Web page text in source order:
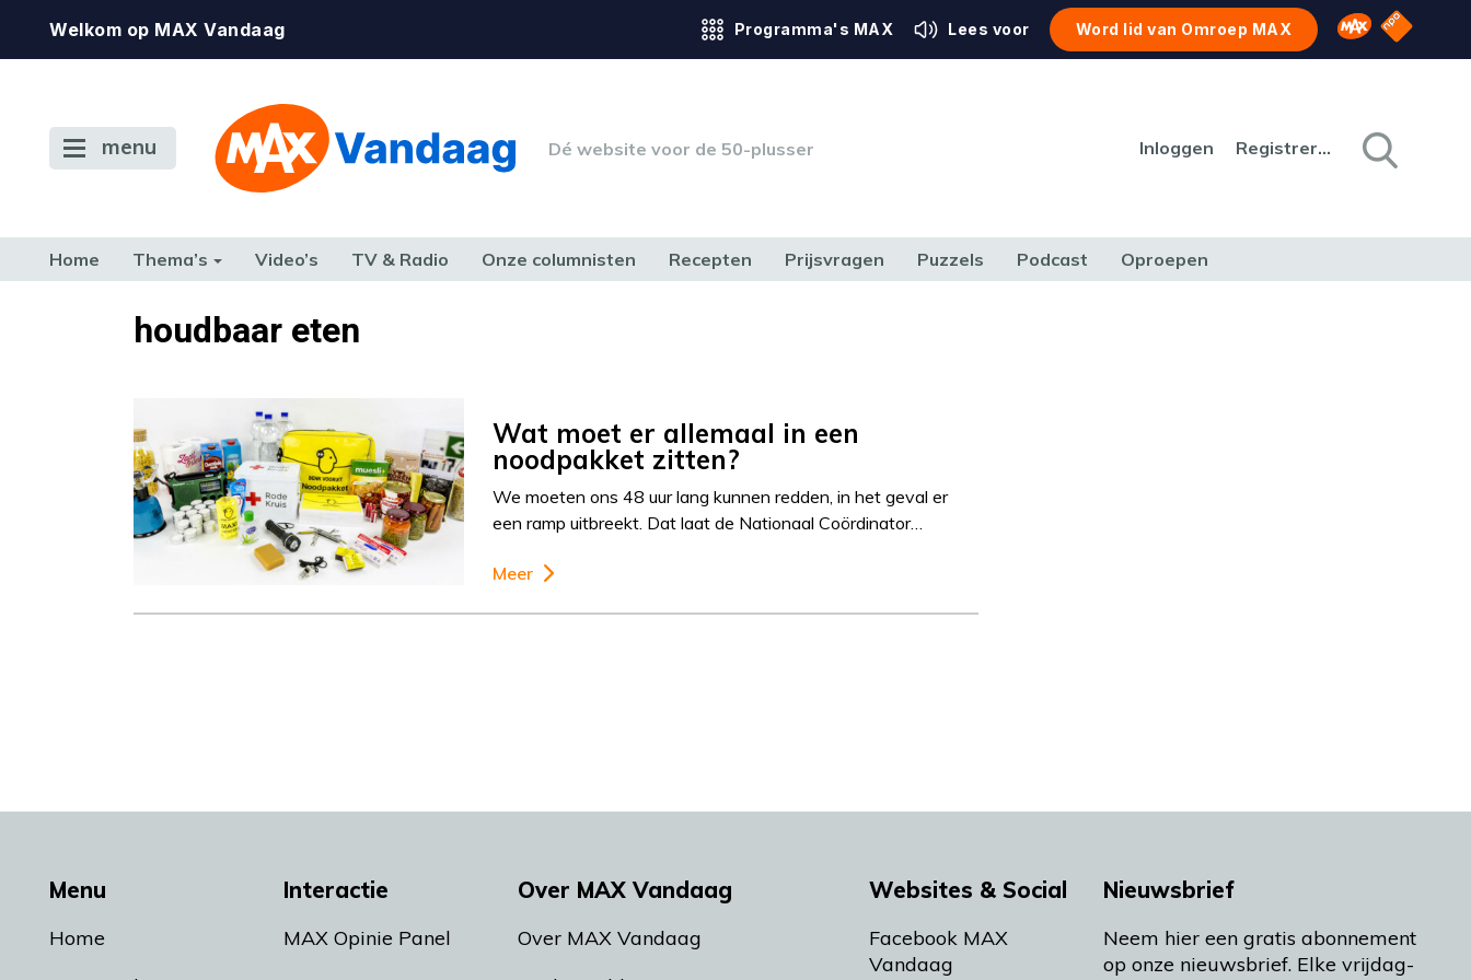
Welkom op MAX Vandaag Programma's MAX Lees voor Word lid van Omroep MAX Omroep MAX
NPO
menu Dé website voor de 50-plusser Inloggen Registreren
Home Thema’s Video’s TV & Radio Onze columnisten Recepten Prijsvragen Puzzels Podcast Oproepen
TERUG NAAR TOENhoudbaar eten
Wat moet er allemaal in een
noodpakket zitten?
We moeten ons 48 uur lang kunnen redden, in het geval er
een ramp uitbreekt. Dat laat de Nationaal Coördinator…
Meer
Menu
Home
Interactie
MAX Opinie Panel
Over MAX Vandaag
Over MAX Vandaag
Websites & Social
Facebook MAX
Vandaag
Nieuwsbrief
Neem hier een gratis abonnement
op onze nieuwsbrief. Elke vrijdag-